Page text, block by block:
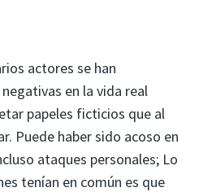
actores se han
en la vida real
papeles ficticios que al
Puede haber sido acoso en
ataques personales; Lo
tenían en común es que